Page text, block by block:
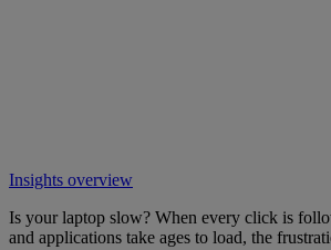
Insights overview
Is your laptop slow? When every click is
and applications take ages to load, the